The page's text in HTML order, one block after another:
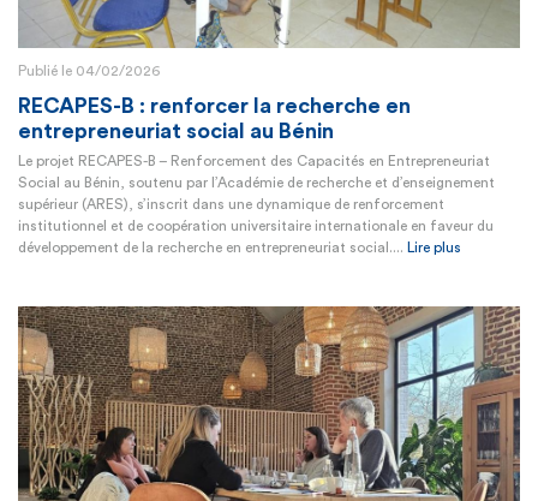
Publié le 04/02/2026
RECAPES-B : renforcer la recherche en
entrepreneuriat social au Bénin
Le projet RECAPES-B – Renforcement des Capacités en Entrepreneuriat
Social au Bénin, soutenu par l’Académie de recherche et d’enseignement
supérieur (ARES), s’inscrit dans une dynamique de renforcement
institutionnel et de coopération universitaire internationale en faveur du
développement de la recherche en entrepreneuriat social.... Lire plus